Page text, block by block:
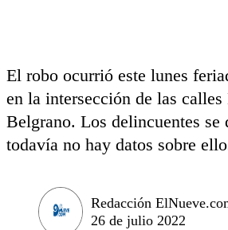
El robo ocurrió este lunes
en la intersección de las
Belgrano. Los delincuentes se
todavía no hay datos sobre
Redacción
26 de julio 2022